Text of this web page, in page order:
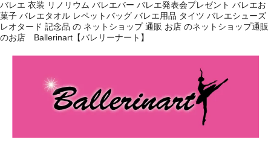
バレエ 衣装 リノリウム バレエバー バレエ発表会プレゼント バレエお
菓子 バレエタオル レペットバッグ バレエ用品 タイツ バレエシューズ
レオタード 記念品 の ネットショップ 通販 お店 のネットショップ通販
のお店 Ballerinart【バレリーナート】